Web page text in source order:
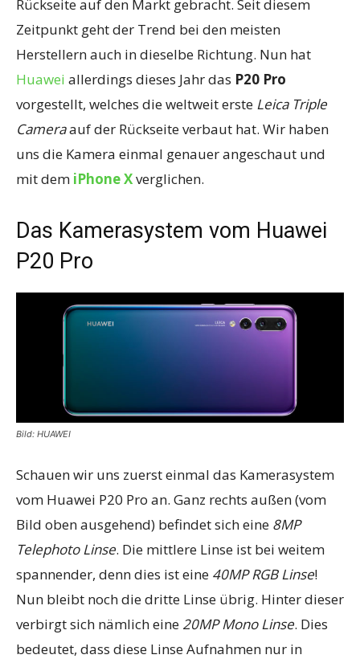
Rückseite auf den Markt gebracht. Seit diesem
Zeitpunkt geht der Trend bei den meisten
Herstellern auch in dieselbe Richtung. Nun hat
Huawei allerdings dieses Jahr das P20 Pro
vorgestellt, welches die weltweit erste Leica Triple
Cameraauf der Rückseite verbaut hat. Wir haben
uns die Kamera einmal genauer angeschaut und
mit dem iPhone Xverglichen.
Das Kamerasystem vom Huawei
P20 Pro
Bild: HUAWEI
Schauen wir uns zuerst einmal das Kamerasystem
vom Huawei P20 Pro an. Ganz rechts außen (vom
Bild oben ausgehend) befindet sich eine 8MP
Telephoto Linse. Die mittlere Linse ist bei weitem
spannender, denn dies ist eine 40MP RGB Linse!
Nun bleibt noch die dritte Linse übrig. Hinter dieser
verbirgt sich nämlich eine 20MP Mono Linse. Dies
bedeutet, dass diese Linse Aufnahmen nur in